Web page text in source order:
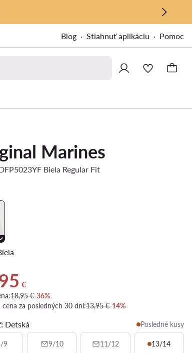
Blog Stiahnuť aplikáciu Pomoc
Marines
Biela Regular Fit
cena 11,95 €
€
18,95 €-36%
cena za posledných 30 dní:13,95 €-14%
Detská Posledné kusy
9 9/10 11/12 13/14